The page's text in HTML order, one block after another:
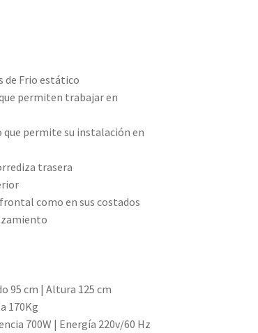
de Frio estático
permiten trabajar en
permite su instalación en
trasera
como en sus costados
95 cm | Altura 125 cm
170Kg
700W | Energía 220v/60 Hz